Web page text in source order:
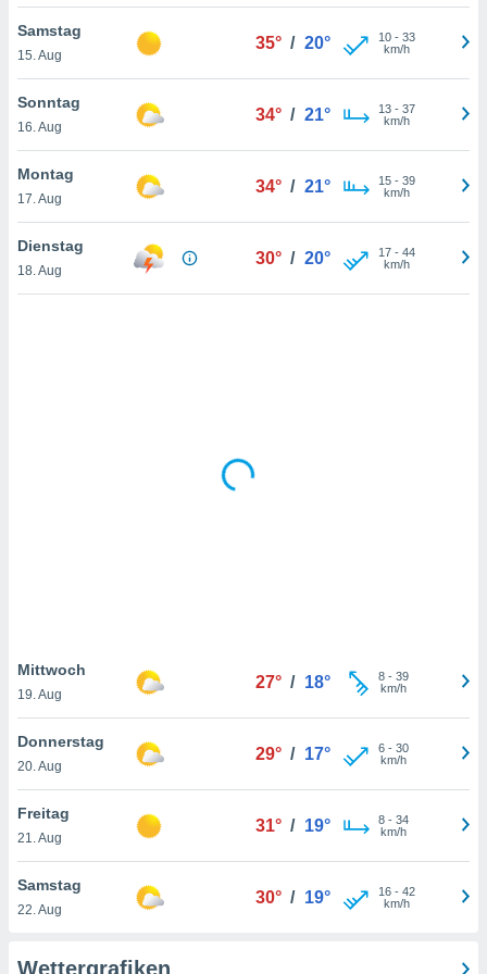
der
weiterhin
nicht
von
und
auf
klicken.
Samstag
15. Aug
35° / 20° 10- 33
km/h
Sonntag
16. Aug
34° / 21° 13- 37
km/h
Montag
17. Aug
34° / 21° 15- 39
km/h
Dienstag
18. Aug
30° / 20° 17- 44
km/h
Mittwoch
19. Aug
27° / 18° 8- 39
km/h
Donnerstag
20. Aug
29° / 17° 6- 30
km/h
Freitag
21. Aug
31° / 19° 8- 34
km/h
Samstag
22. Aug
30° / 19° 16- 42
km/h
Wettergrafiken